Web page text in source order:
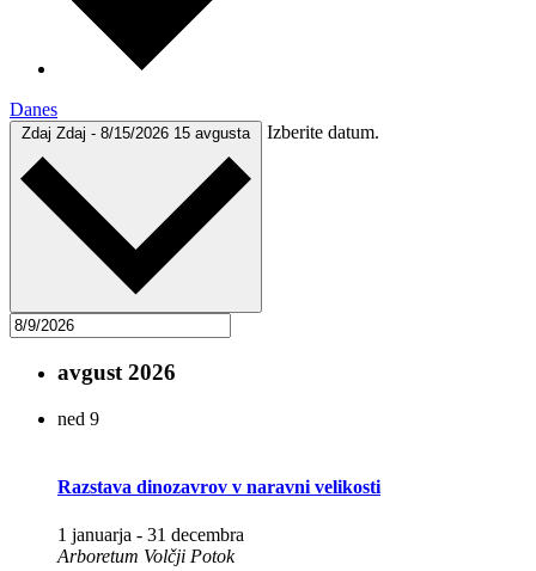
Danes
Zdaj Zdaj - 8/15/2026 15 avgusta Izberite datum.
avgust 2026
ned 9
Razstava dinozavrov v naravni velikosti
1 januarja - 31 decembra
Arboretum Volčji Potok